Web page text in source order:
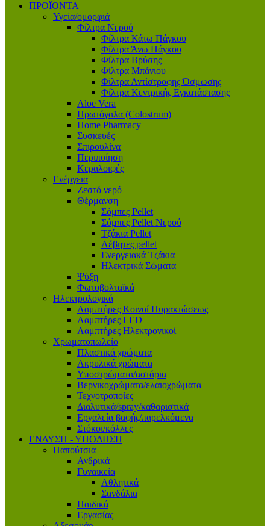
ΠΡΟΪΟΝΤΑ
Υγεία/ομορφιά
Φίλτρα Νερού
Φίλτρα Κάτω Πάγκου
Φίλτρα Άνω Πάγκου
Φίλτρα Βρύσης
Φίλτρα Μπάνιου
Φίλτρα Αντίστροφης Όσμωσης
Φίλτρα Κεντρικής Εγκατάστασης
Aloe Vera
Πρωτόγαλα (Colostrum)
Home Pharmacy
Συσκευές
Σπιρουλίνα
Περιποίηση
Κεραλοιφές
Ενέργεια
Ζεστό νερό
Θέρμανση
Σόμπες Pellet
Σόμπες Pellet Νερού
Τζάκια Pellet
Λέβητες pellet
Ενεργειακά Τζάκια
Ηλεκτρικά Σώματα
Ψύξη
Φωτοβολταϊκά
Ηλεκτρολογικά
Λαμπτήρες Κοινοί Πυρακτώσεως
Λαμπτήρες LED
Λαμπτήρες Ηλεκτρονικοί
Χρωματοπωλείο
Πλαστικά χρώματα
Ακρυλικά χρώματα
Υποστρώματα/αστάρια
Βερνικοχρώματα/ελαιοχρώματα
Τεχνοτροποίες
Διαλυτικά/spray/καθαριστικά
Εργαλεία βαφής/παρελκόμενα
Στόκοι/κόλλες
ΕΝΔΥΣΗ - ΥΠΟΔΗΣΗ
Παπούτσια
Ανδρικά
Γυναικεία
Αθλητικά
Σανδάλια
Παιδικά
Εργασίας